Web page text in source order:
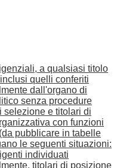
a qualsiasi titolo
quelli conferiti
dall'organo di
senza procedure
selezione e titolari di
con funzioni
pubblicare in tabelle
le seguenti situazioni:
individuati
titolari di posizione